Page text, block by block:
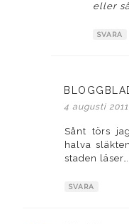
eller
SVARA
4 augusti
Sånt törs
halva
staden läser…
SVARA